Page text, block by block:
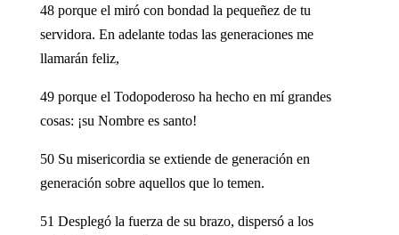
48 porque el miró con bondad la pequeñez de tu
servidora. En adelante todas las generaciones me
llamarán feliz,
49 porque el Todopoderoso ha hecho en mí grandes
cosas: ¡su Nombre es santo!
50 Su misericordia se extiende de generación en
generación sobre aquellos que lo temen.
51 Desplegó la fuerza de su brazo, dispersó a los